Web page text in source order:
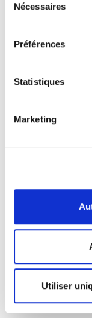
Nécessaires
Préférences
Statistiques
Marketing
Utiliser